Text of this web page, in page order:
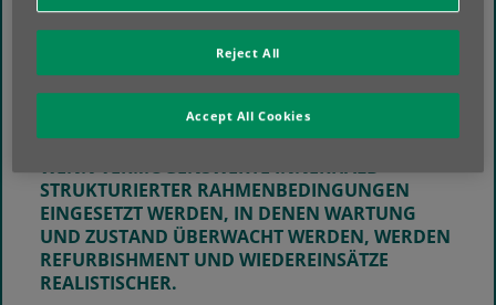
DIE ENDERGEBNISSE AM ENDE DER NUTZUNG
HÄNGEN UNTER ANDEREM DAVON AB:
OB ZUSTANDS- UND NUTZUNGSDATEN ERFASST WURDEN
WENN VERMÖGENSWERTE INNERHALB
STRUKTURIERTER RAHMENBEDINGUNGEN
EINGESETZT WERDEN, IN DENEN WARTUNG
UND ZUSTAND ÜBERWACHT WERDEN, WERDEN
REFURBISHMENT UND WIEDEREINSÄTZE
REALISTISCHER.
Reject All
Accept All Cookies